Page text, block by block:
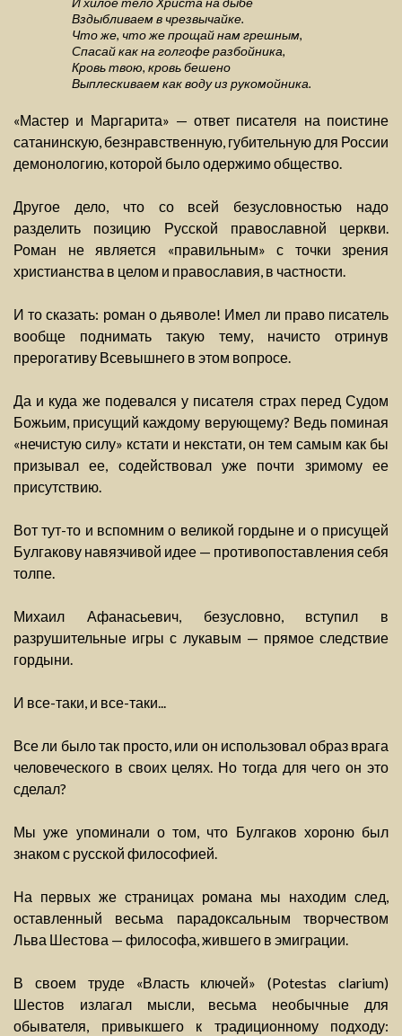
Вздыбливаем в чрезвычайке.
Что же, что же прощай нам грешным,
Спасай как на голгофе разбойника,
Кровь твою, кровь бешено
Выплескиваем как воду из рукомойника.
«Мастер и Маргарита» — ответ писателя на поистине
сатанинскую, безнравственную, губительную для России
демонологию, которой было одержимо общество.
Другое дело, что со всей безусловностью надо
разделить позицию Русской православной церкви.
Роман не является «правильным» с точки зрения
христианства в целом и православия, в частности.
И то сказать: роман о дьяволе! Имел ли право писатель
вообще поднимать такую тему, начисто отринув
прерогативу Всевышнего в этом вопросе.
Да и куда же подевался у писателя страх перед Судом
Божьим, присущий каждому верующему? Ведь поминая
«нечистую силу» кстати и некстати, он тем самым как бы
призывал ее, содействовал уже почти зримому ее
присутствию.
Вот тут-то и вспомним о великой гордыне и о присущей
Булгакову навязчивой идее — противопоставления себя
толпе.
Михаил Афанасьевич, безусловно, вступил в
разрушительные игры с лукавым — прямое следствие
гордыни.
И все-таки, и все-таки...
Все ли было так просто, или он использовал образ врага
человеческого в своих целях. Но тогда для чего он это
сделал?
Мы уже упоминали о том, что Булгаков хороню был
знаком с русской философией.
На первых же страницах романа мы находим след,
оставленный весьма парадоксальным творчеством
Льва Шестова — философа, жившего в эмиграции.
В своем труде «Власть ключей» (Potestas clarium)
Шестов излагал мысли, весьма необычные для
обывателя, привыкшего к традиционному подходу: